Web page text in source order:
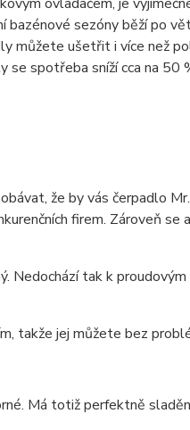
sezóny běží po
můžete ušetřit i více než
spotřeba sníží cca na 50
že by vás čerpadlo
firem. Zároveň
Nedochází tak k
takže jej můžete bez
Má totiž perfektně